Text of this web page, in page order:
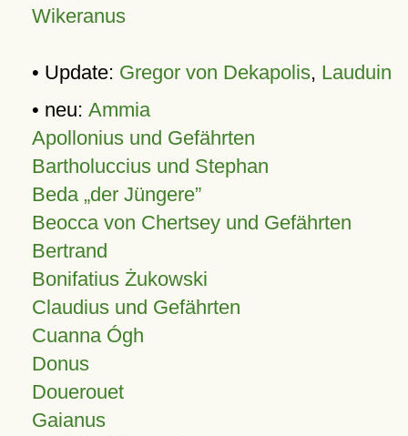
Wikeranus
• Update: Gregor von Dekapolis, Lauduin
• neu: Ammia
Apollonius und Gefährten
Bartholuccius und Stephan
Beda „der Jüngere”
Beocca von Chertsey und Gefährten
Bertrand
Bonifatius Żukowski
Claudius und Gefährten
Cuanna Ógh
Donus
Douerouet
Gaianus